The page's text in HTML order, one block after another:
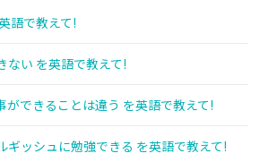
語で教えて!
ない を英語で教えて!
ができることは違う を英語で教えて!
ギッシュに勉強できる を英語で教えて!